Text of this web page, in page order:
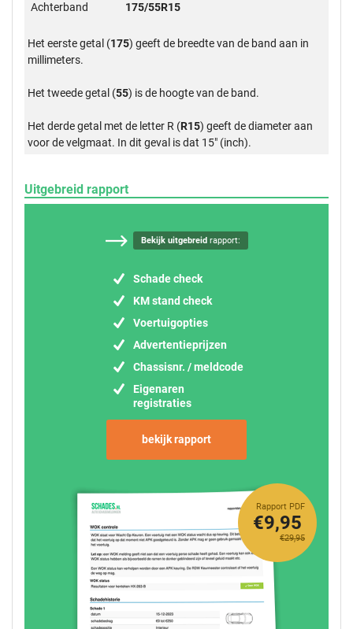
Achterband
175/55R15
Het eerste getal (175) geeft de breedte van de band aan in
millimeters.
Het tweede getal (55) is de hoogte van de band.
Het derde getal met de letter R (R15) geeft de diameter aan
voor de velgmaat. In dit geval is dat 15" (inch).
Uitgebreid rapport
Bekijk uitgebreid rapport:
Schade check
KM stand check
Voertuigopties
Advertentieprijzen
Chassisnr. / meldcode
Eigenaren
registraties
bekijk rapport
Rapport PDF
€29,95
€9,95